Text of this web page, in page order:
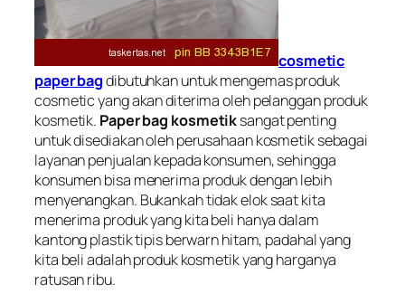
cosmetic
paper bagdibutuhkan untuk mengemas produk
cosmetic yang akan diterima oleh pelanggan produk
kosmetik. Paper bag kosmetiksangat penting
untuk disediakan oleh perusahaan kosmetik sebagai
layanan penjualan kepada konsumen, sehingga
konsumen bisa menerima produk dengan lebih
menyenangkan. Bukankah tidak elok saat kita
menerima produk yang kita beli hanya dalam
kantong plastik tipis berwarn hitam, padahal yang
kita beli adalah produk kosmetik yang harganya
ratusan ribu.